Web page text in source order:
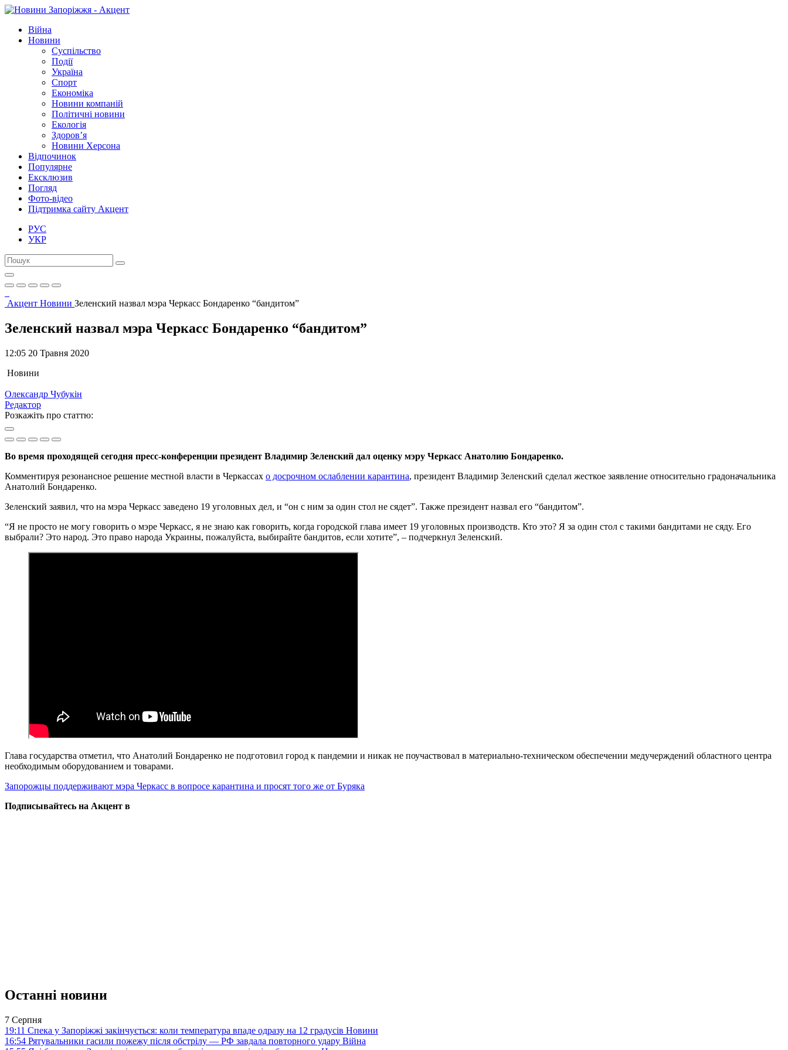
Війна
Новини
Суспільство
Події
Україна
Спорт
Економіка
Новини компаній
Політичні новини
Екологія
Здоров’я
Новини Херсона
Відпочинок
Популярне
Ексклюзив
Погляд
Фото-відео
Підтримка сайту Акцент
РУС
УКР
Акцент Новини Зеленский назвал мэра Черкасс Бондаренко “бандитом”
Зеленский назвал мэра Черкасс Бондаренко “бандитом”
12:05 20 Травня 2020
Новини
Олександр Чубукін
Редактор
Розкажіть про статтю:
Во время проходящей сегодня пресс-конференции президент Владимир Зеленский дал оценку мэру Черкасс Анатолию Бондаренко.
Комментируя резонансное решение местной власти в Черкассах о досрочном ослаблении карантина, президент Владимир Зеленский сделал жесткое заявление относительно градоначальника
Анатолий Бондаренко.
Зеленский заявил, что на мэра Черкасс заведено 19 уголовных дел, и “он с ним за один стол не сядет”. Также президент назвал его “бандитом”.
“Я не просто не могу говорить о мэре Черкасс, я не знаю как говорить, когда городской глава имеет 19 уголовных производств. Кто это? Я за один стол с такими бандитами не сяду. Его
выбрали? Это народ. Это право народа Украины, пожалуйста, выбирайте бандитов, если хотите”, – подчеркнул Зеленский.
Глава государства отметил, что Анатолий Бондаренко не подготовил город к пандемии и никак не поучаствовал в материально-техническом обеспечении медучерждений областного центра
необходимым оборудованием и товарами.
Запорожцы поддерживают мэра Черкасс в вопросе карантина и просят того же от Буряка
Подписывайтесь на Акцент в
Останні новини
7 Серпня
19:11 Спека у Запоріжжі закінчується: коли температура впаде одразу на 12 градусів Новини
16:54 Рятувальники гасили пожежу після обстрілу — РФ завдала повторного удару Війна